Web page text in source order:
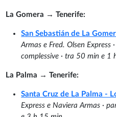
La Gomera → Tenerife:
San Sebastián de La
Armas e Fred. Olsen Express
complessive · tra 50 min e 1
La Palma → Tenerife:
Santa Cruz de La Palma -
Express e Naviera Armas ·